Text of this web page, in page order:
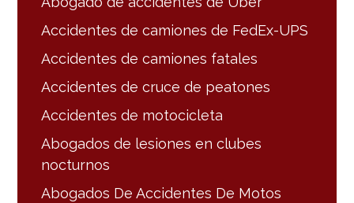
Accidentes de camiones de FedEx-UPS
Accidentes de camiones fatales
Accidentes de cruce de peatones
Accidentes de motocicleta
Abogados de lesiones en clubes
nocturnos
Abogados De Accidentes De Motos